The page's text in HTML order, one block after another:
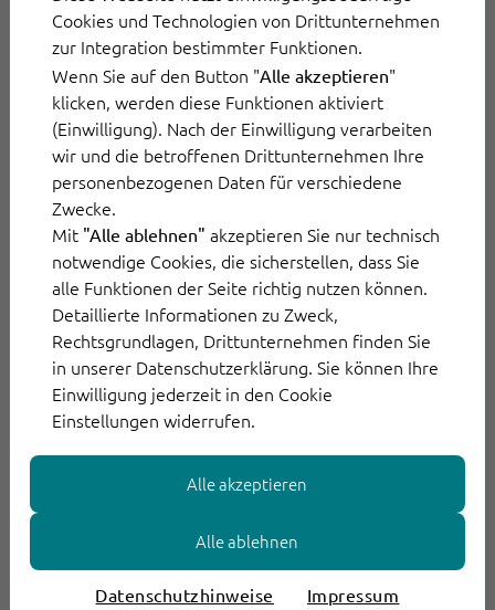
Cookies und Technologien von Drittunternehmen
zur Integration bestimmter Funktionen.
Wenn Sie auf den Button "Alle akzeptieren"
klicken, werden diese Funktionen aktiviert
(Einwilligung). Nach der Einwilligung verarbeiten
wir und die betroffenen Drittunternehmen Ihre
personenbezogenen Daten für verschiedene
Zwecke.
Mit "Alle ablehnen" akzeptieren Sie nur technisch
notwendige Cookies, die sicherstellen, dass Sie
alle Funktionen der Seite richtig nutzen können.
Detaillierte Informationen zu Zweck,
Rechtsgrundlagen, Drittunternehmen finden Sie
in unserer Datenschutzerklärung. Sie können Ihre
Einwilligung jederzeit in den Cookie
Einstellungen widerrufen.
Datenschutzhinweise Impressum
Alle ablehnen
Alle akzeptieren
gesteuerterÜbersetzung in mehr als 18
Sprachen!
4. Die Thematisierung des
Klimawandels
Für die Zukunft der Arbeit spielen zudem
geopolitische Entwicklungen eine immer
größere Rolle. Es ist abzusehen, dass der
Klimawandel Menschen rund um den Globus
zunehmend stärker beeinträchtigen wird.
Unternehmen sind gefordert, Stellung zu
entwickeln und Mitarbeiter aktiv in die
Umsetzung einzubinden.
5. Lösung von